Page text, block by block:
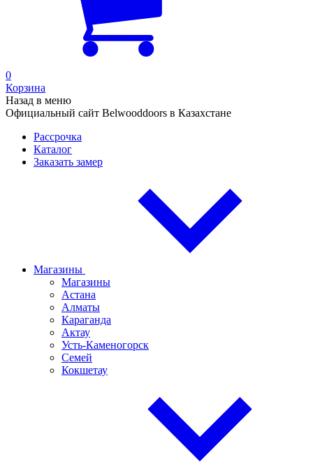
0
Корзина
Назад в меню
Официальный сайт Belwooddoors в Казахстане
Рассрочка
Каталог
Заказать замер
Магазины
Магазины
Астана
Алматы
Караганда
Актау
Усть-Каменогорск
Семей
Кокшетау